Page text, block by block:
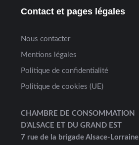
Contact et pages légales
Nous contacter
Mentions légales
Politique de confidentialité
Politique de cookies (UE)
CHAMBRE DE CONSOMMATION
D’ALSACE ET DU GRAND EST
7 rue de la brigade Alsace-Lorraine